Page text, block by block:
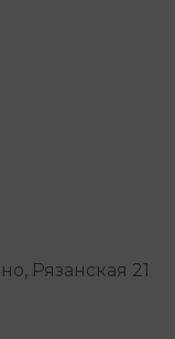
Рязанская 21